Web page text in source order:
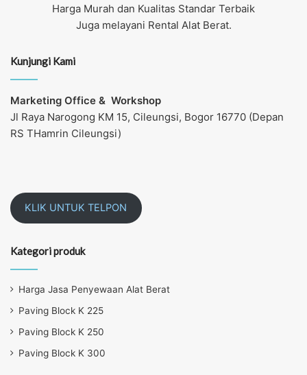
Harga Murah dan Kualitas Standar Terbaik
Juga melayani Rental Alat Berat.
Kunjungi Kami
Marketing Office & Workshop
Jl Raya Narogong KM 15, Cileungsi, Bogor 16770 (Depan
RS THamrin Cileungsi)
KLIK UNTUK TELPON
Kategori produk
Harga Jasa Penyewaan Alat Berat
Paving Block K 225
Paving Block K 250
Paving Block K 300